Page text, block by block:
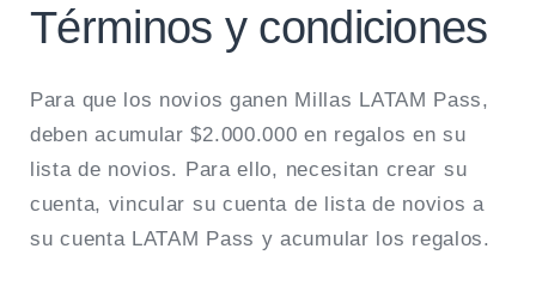
Términos y condiciones
Para que los novios ganen Millas LATAM Pass,
deben acumular $2.000.000 en regalos en su
lista de novios. Para ello, necesitan crear su
cuenta, vincular su cuenta de lista de novios a
su cuenta LATAM Pass y acumular los regalos.